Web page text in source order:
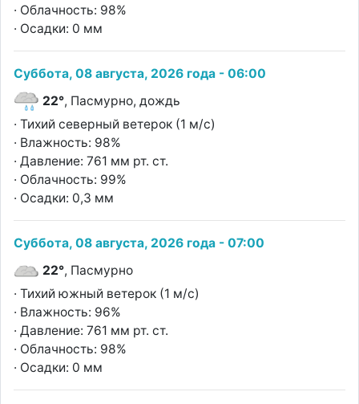
· Облачность: 98%
· Осадки: 0 мм
Суббота, 08 августа, 2026 года - 06:00
22°, Пасмурно, дождь
· Тихий северный ветерок (1 м/с)
· Влажность: 98%
· Давление: 761 мм рт. ст.
· Облачность: 99%
· Осадки: 0,3 мм
Суббота, 08 августа, 2026 года - 07:00
22°, Пасмурно
· Тихий южный ветерок (1 м/с)
· Влажность: 96%
· Давление: 761 мм рт. ст.
· Облачность: 98%
· Осадки: 0 мм